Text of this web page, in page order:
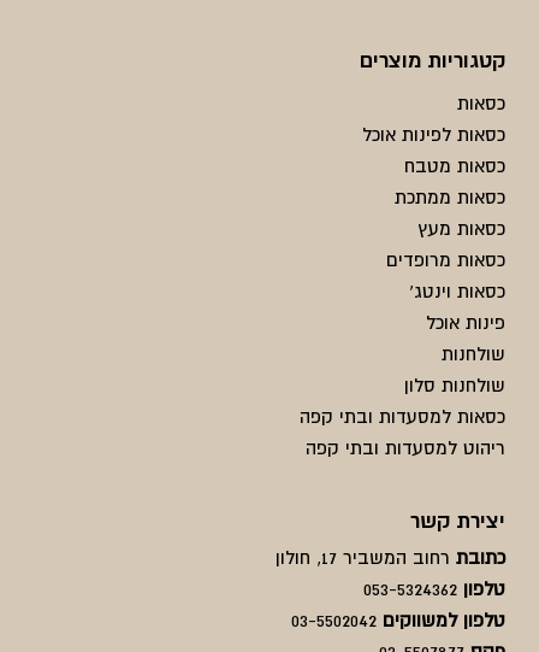
קטגוריות מוצרים
כסאות
כסאות לפינות אוכל
כסאות מטבח
כסאות ממתכת
כסאות מעץ
כסאות מרופדים
כסאות וינטג'
פינות אוכל
שולחנות
שולחנות סלון
כסאות למסעדות ובתי קפה
ריהוט למסעדות ובתי קפה
יצירת קשר
כתובת רחוב המשביר 17, חולון
טלפון 053-5324362
טלפון למשווקים 03-5502042